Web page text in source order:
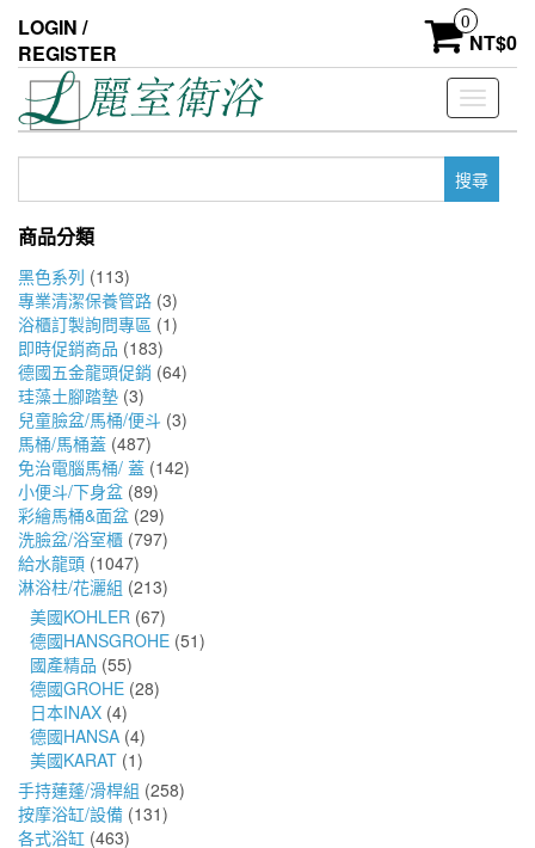
the
content
LOGIN /
REGISTER
0
NT$0
Toggle
鍵
商品分類
黑色系列 (113)
專業清潔保養管路 (3)
浴櫃訂製詢問專區 (1)
即時促銷商品 (183)
德國五金龍頭促銷 (64)
珪藻土腳踏墊 (3)
兒童臉盆/馬桶/便斗 (3)
馬桶/馬桶蓋 (487)
免治電腦馬桶/ 蓋 (142)
小便斗/下身盆 (89)
彩繪馬桶&面盆 (29)
洗臉盆/浴室櫃 (797)
給水龍頭 (1047)
淋浴柱/花灑組 (213)
美國KOHLER (67)
德國HANSGROHE (51)
國產精品 (55)
德國GROHE (28)
日本INAX (4)
德國HANSA (4)
美國KARAT (1)
手持蓮蓬/滑桿組 (258)
按摩浴缸/設備 (131)
各式浴缸 (463)